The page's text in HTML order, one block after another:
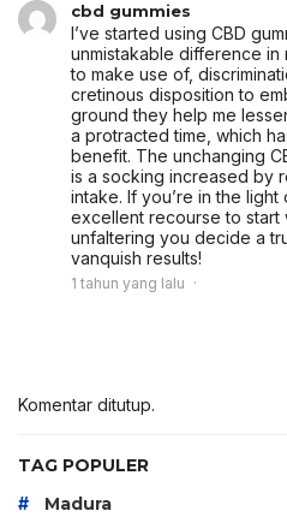
cbd gummies
I’ve started using CBD
unmistakable difference in
to make use of,
cretinous disposition to
ground they help me
a protracted time, which
benefit. The unchanging
is a socking increased by
intake. If you’re in the light
excellent recourse to
unfaltering you decide a
vanquish results!
1 tahun yang lalu
Komentar ditutup.
TAG POPULER
# Madura